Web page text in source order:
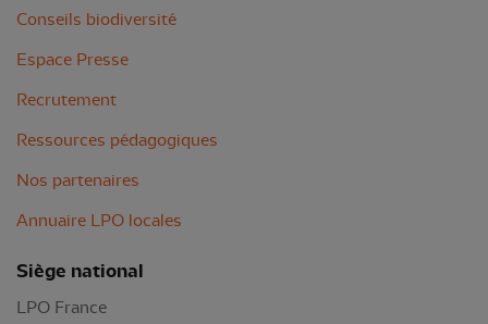
Conseils biodiversité
Espace Presse
Recrutement
Ressources pédagogiques
Nos partenaires
Annuaire LPO locales
Siège national
LPO France